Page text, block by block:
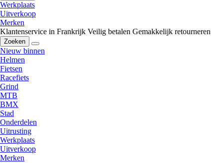
Werkplaats
Uitverkoop
Merken
Klantenservice in Frankrijk Veilig betalen Gemakkelijk retourneren
Zoeken
Nieuw binnen
Helmen
Fietsen
Racefiets
Grind
MTB
BMX
Stad
Onderdelen
Uitrusting
Werkplaats
Uitverkoop
Merken